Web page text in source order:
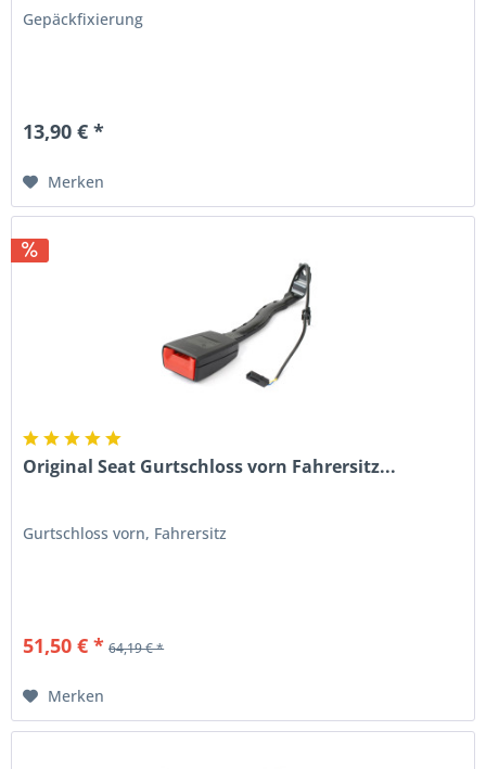
Gepäckfixierung
13,90 € *
Merken
Original Seat Gurtschloss vorn Fahrersitz...
Gurtschloss vorn, Fahrersitz
51,50 € * 64,19 € *
Merken